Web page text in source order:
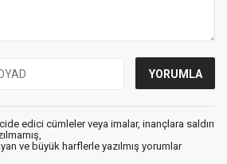
edici cümleler veya imalar, inançlara saldırı
ve büyük harflerle yazılmış yorumlar